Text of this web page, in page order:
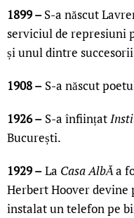
1899 –S-a născut
serviciul de represiuni
și unul dintre
1908 – S-a născut
1926 – S-a înființat
București.
1929 –La Casa AlbĂa
Herbert Hoover
instalat un telefon pe